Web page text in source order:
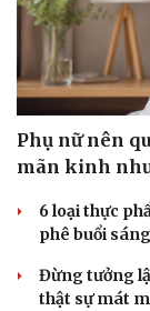
Phụ nữ nên
mãn kinh
6 loại thực
phê buổi sáng
Đừng tưởng
thật sự mát